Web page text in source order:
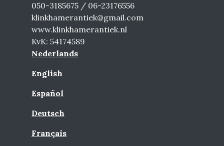
050-3185675 / 06-23176556
klinkhamerantiek@gmail.com
www.klinkhamerantiek.nl
KvK: 54174589
Nederlands
English
Español
Deutsch
Français